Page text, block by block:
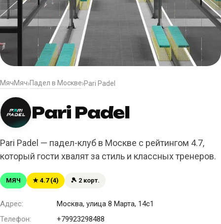
МячМяч›Падел в Москве›Pari Padel
Pari Padel
Pari Padel — падел-клуб в Москве с рейтингом 4.7,
который гости хвалят за стиль и классных тренеров.
МЯЧ ★ 4.7 (4) 🎾 2 корт.
Адрес:
Москва, улица 8 Марта, 14с1
Телефон:
+79923298488